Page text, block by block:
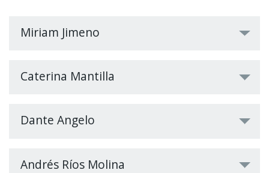
Miriam Jimeno
Caterina Mantilla
Dante Angelo
Andrés Ríos Molina